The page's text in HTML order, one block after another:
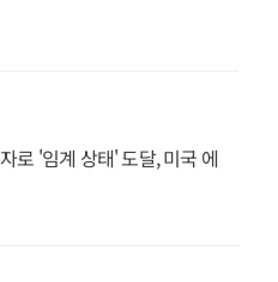
로 '임계 상태' 도달, 미국 에